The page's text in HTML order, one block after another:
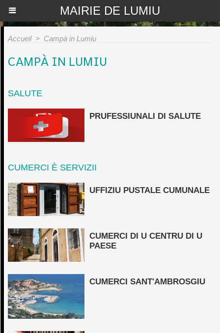
MAIRIE DE LUMIU
Accueil > Campà in Lumiu
CAMPÀ IN LUMIU
SALUTE
PRUFESSIUNALI DI SALUTE
CUMERCI È SERVIZII
UFFIZIU PUSTALE CUMUNALE
CUMERCI DI U CENTRU DI U
PAESE
CUMERCI SANT'AMBROSGIU